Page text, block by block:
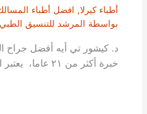
أطباء كيرلا, افضل أطباء المسالك
بواسطة المرشد للتنسيق الطبي
د. كيشور تي أيه أفضل جراح
خبرة أكثر من ٢١ عاما، يعتبر الدكتور كيشور من […]